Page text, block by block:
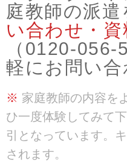
庭教師の派
い合わせ・資
（0120-
軽にお問い合
※ 家庭教師の内容を
ひ一度体験してみて
引となっています。
されます。